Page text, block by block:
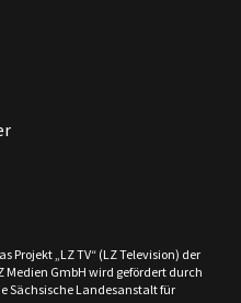
Projekt „LZ TV“ (LZ Television) der
Medien GmbH wird gefördert durch
Sächsische Landesanstalt für